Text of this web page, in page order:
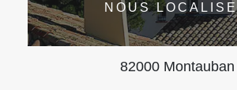
NOUS
82000 Montauban